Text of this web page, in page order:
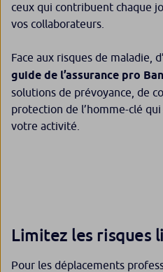
ceux qui contribuent chaque
vos collaborateurs.
Face aux risques de maladie,
guide de l’assurance pro
solutions de prévoyance, de
protection de l’homme-clé
votre activité.
Limitez les risques
Pour les déplacements